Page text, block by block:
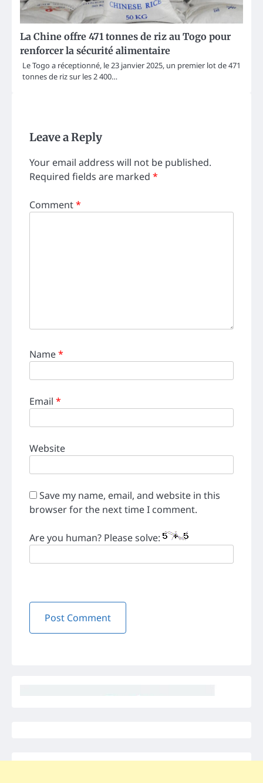
La Chine offre 471 tonnes de riz au Togo pour
renforcer la sécurité alimentaire
Le Togo a réceptionné, le 23 janvier 2025, un premier lot de 471
tonnes de riz sur les 2 400…
Leave a Reply
Your email address will not be published.
Required fields are marked *
Comment*
Name*
Email *
Website
Save my name, email, and website in this
browser for the next time I comment.
Are you human? Please solve: